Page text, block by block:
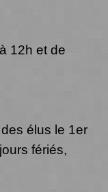
12h et de
élus le 1er
fériés,